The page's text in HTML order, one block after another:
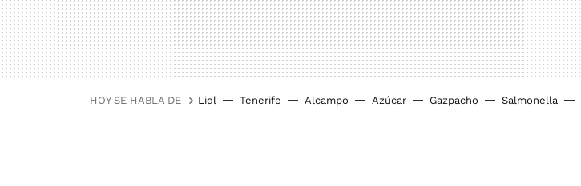
HOY SE HABLA DE Lidl Tenerife Alcampo Azúcar Gazpacho Salmonella